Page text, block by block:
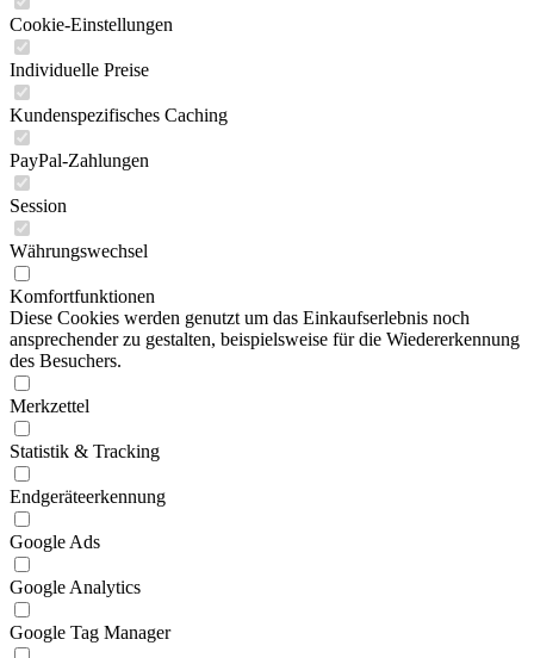
Cookie-Einstellungen
Individuelle Preise
Kundenspezifisches Caching
PayPal-Zahlungen
Session
Währungswechsel
Komfortfunktionen
Diese Cookies werden genutzt um das Einkaufserlebnis noch
ansprechender zu gestalten, beispielsweise für die Wiedererkennung
des Besuchers.
Merkzettel
Statistik & Tracking
Endgeräteerkennung
Google Ads
Google Analytics
Google Tag Manager